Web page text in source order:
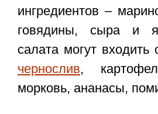
ингредиентов –
говядины, сыра и
салата могут входить
чернослив,
морковь, ананасы,